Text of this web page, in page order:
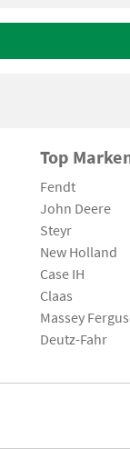
Top
Fendt
John Deere
Steyr
New Holland
Case IH
Claas
Massey
Deutz-Fahr